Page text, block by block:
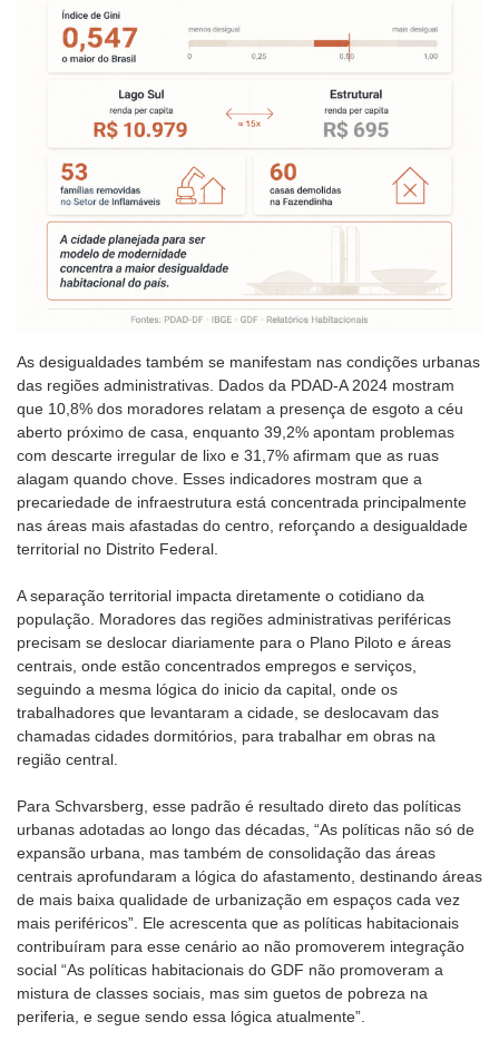
As desigualdades também se manifestam nas condições urbanas
das regiões administrativas. Dados da PDAD-A 2024 mostram
que 10,8% dos moradores relatam a presença de esgoto a céu
aberto próximo de casa, enquanto 39,2% apontam problemas
com descarte irregular de lixo e 31,7% afirmam que as ruas
alagam quando chove. Esses indicadores mostram que a
precariedade de infraestrutura está concentrada principalmente
nas áreas mais afastadas do centro, reforçando a desigualdade
territorial no Distrito Federal.
A separação territorial impacta diretamente o cotidiano da
população. Moradores das regiões administrativas periféricas
precisam se deslocar diariamente para o Plano Piloto e áreas
centrais, onde estão concentrados empregos e serviços,
seguindo a mesma lógica do inicio da capital, onde os
trabalhadores que levantaram a cidade, se deslocavam das
chamadas cidades dormitórios, para trabalhar em obras na
região central.
Para Schvarsberg, esse padrão é resultado direto das políticas
urbanas adotadas ao longo das décadas, “As políticas não só de
expansão urbana, mas também de consolidação das áreas
centrais aprofundaram a lógica do afastamento, destinando áreas
de mais baixa qualidade de urbanização em espaços cada vez
mais periféricos”. Ele acrescenta que as políticas habitacionais
contribuíram para esse cenário ao não promoverem integração
social “As políticas habitacionais do GDF não promoveram a
mistura de classes sociais, mas sim guetos de pobreza na
periferia, e segue sendo essa lógica atualmente”.